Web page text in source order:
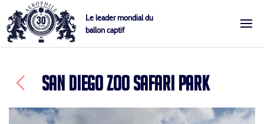
to
content
Aérophile – Le leader mondial du ballon captif
Le leader mondial du
ballon captif
SAN DIEGO ZOO SAFARI PARK
Cookies management panel